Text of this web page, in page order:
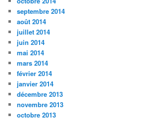
septembre 2014
août 2014
juillet 2014
juin 2014
mai 2014
mars 2014
février 2014
janvier 2014
décembre 2013
novembre 2013
octobre 2013